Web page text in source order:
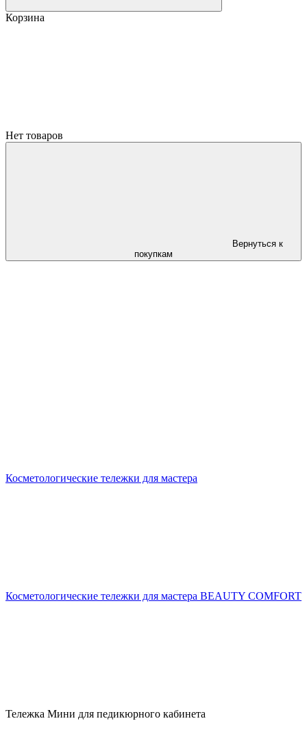
Корзина
Нет товаров
Вернуться к
покупкам
Косметологические тележки для мастера
Косметологические тележки для мастера BEAUTY COMFORT
Тележка Мини для педикюрного кабинета